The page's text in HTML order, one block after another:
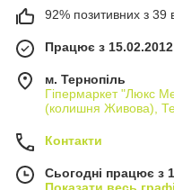
92% позитивних з 39
Працює з 15.02.2012
м. Тернопіль
Гіпермаркет "Люкс
(колишня Живова),
Контакти
Сьогодні працює з